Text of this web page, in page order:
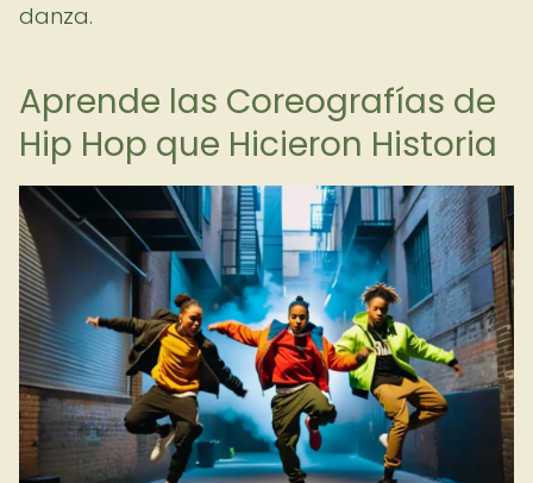
danza.
Aprende las Coreografías de
Hip Hop que Hicieron Historia